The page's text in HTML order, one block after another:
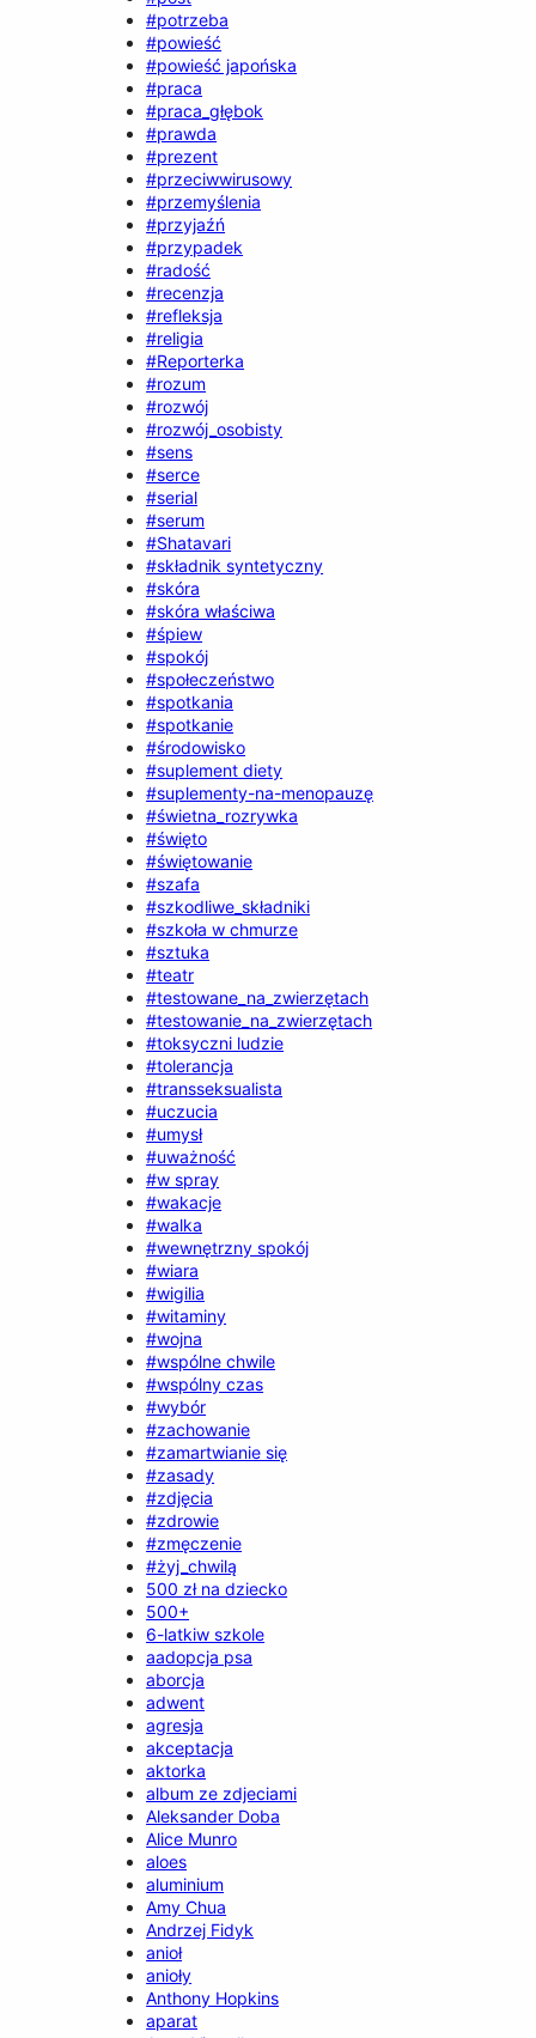
#potrzeba
#powieść
#powieść japońska
#praca
#praca_głębok
#prawda
#prezent
#przeciwwirusowy
#przemyślenia
#przyjaźń
#przypadek
#radość
#recenzja
#refleksja
#religia
#Reporterka
#rozum
#rozwój
#rozwój_osobisty
#sens
#serce
#serial
#serum
#Shatavari
#składnik syntetyczny
#skóra
#skóra właściwa
#śpiew
#spokój
#społeczeństwo
#spotkania
#spotkanie
#środowisko
#suplement diety
#suplementy-na-menopauzę
#świetna_rozrywka
#święto
#świętowanie
#szafa
#szkodliwe_składniki
#szkoła w chmurze
#sztuka
#teatr
#testowane_na_zwierzętach
#testowanie_na_zwierzętach
#toksyczni ludzie
#tolerancja
#transseksualista
#uczucia
#umysł
#uważność
#w spray
#wakacje
#walka
#wewnętrzny spokój
#wiara
#wigilia
#witaminy
#wojna
#wspólne chwile
#wspólny czas
#wybór
#zachowanie
#zamartwianie się
#zasady
#zdjęcia
#zdrowie
#zmęczenie
#żyj_chwilą
500 zł na dziecko
500+
6-latkiw szkole
aadopcja psa
aborcja
adwent
agresja
akceptacja
aktorka
album ze zdjeciami
Aleksander Doba
Alice Munro
aloes
aluminium
Amy Chua
Andrzej Fidyk
anioł
anioły
Anthony Hopkins
aparat